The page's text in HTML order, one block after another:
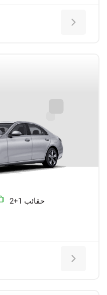
2+1 حقائب